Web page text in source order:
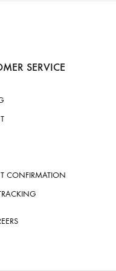
SERVICE
CONFIRMATION